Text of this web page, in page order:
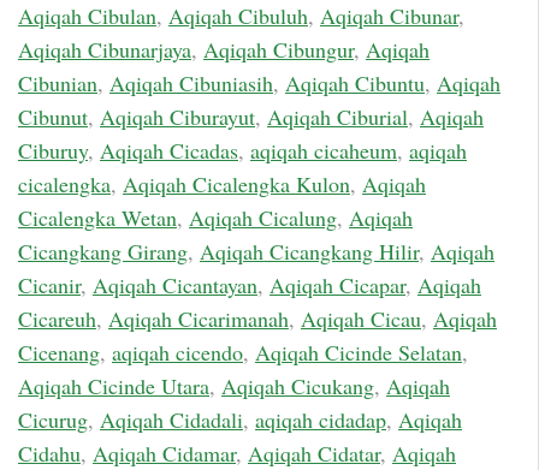
Aqiqah Cibulan, Aqiqah Cibuluh, Aqiqah Cibunar,
Aqiqah Cibunarjaya, Aqiqah Cibungur, Aqiqah
Cibunian, Aqiqah Cibuniasih, Aqiqah Cibuntu, Aqiqah
Cibunut, Aqiqah Ciburayut, Aqiqah Ciburial, Aqiqah
Ciburuy, Aqiqah Cicadas, aqiqah cicaheum, aqiqah
cicalengka, Aqiqah Cicalengka Kulon, Aqiqah
Cicalengka Wetan, Aqiqah Cicalung, Aqiqah
Cicangkang Girang, Aqiqah Cicangkang Hilir, Aqiqah
Cicanir, Aqiqah Cicantayan, Aqiqah Cicapar, Aqiqah
Cicareuh, Aqiqah Cicarimanah, Aqiqah Cicau, Aqiqah
Cicenang, aqiqah cicendo, Aqiqah Cicinde Selatan,
Aqiqah Cicinde Utara, Aqiqah Cicukang, Aqiqah
Cicurug, Aqiqah Cidadali, aqiqah cidadap, Aqiqah
Cidahu, Aqiqah Cidamar, Aqiqah Cidatar, Aqiqah